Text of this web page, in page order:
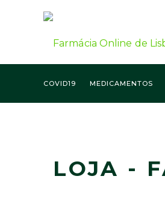
COVID19 MEDICAMENTOS
LOJA -